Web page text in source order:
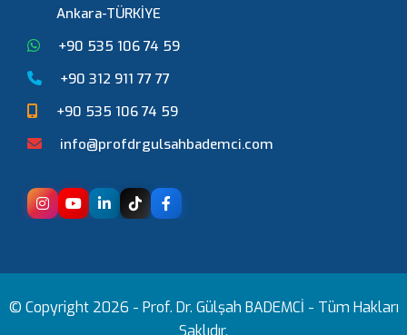
Ankara-TÜRKİYE
+90 535 106 74 59
+90 312 911 77 77
+90 535 106 74 59
info@profdrgulsahbademci.com
© Copyright 2026 - Prof. Dr. Gülşah BADEMCİ - Tüm Hakları
Saklıdır.